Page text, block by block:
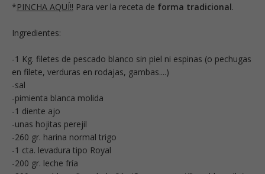
*PINCHA AQUÍ!! Para ver la receta de forma tradicional.
Ingredientes:
-1 Kg. filetes de pescado blanco sin piel ni espinas (o pechugas
en filete, verduras en rodajas, gambas....)
-sal
-pimienta blanca molida
-1 diente ajo
-unas hojitas perejil
-260 gr. harina normal trigo
-1 cta. levadura tipo Royal
-200 gr. leche fría